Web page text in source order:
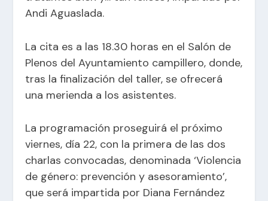
Andi Aguaslada.
La cita es a las 18.30 horas en el Salón de
Plenos del Ayuntamiento campillero, donde,
tras la finalización del taller, se ofrecerá
una merienda a los asistentes.
La programación proseguirá el próximo
viernes, día 22, con la primera de las dos
charlas convocadas, denominada ‘Violencia
de género: prevención y asesoramiento’,
que será impartida por Diana Fernández